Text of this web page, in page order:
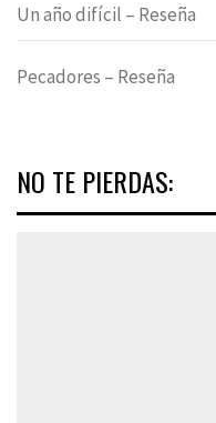
Un año difícil – Reseña
Pecadores – Reseña
NO TE PIERDAS: